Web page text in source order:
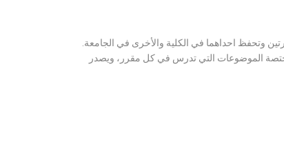
وتحفظ احداهما في الكلية والأخرى في الجامعة.
الموضوعات التي تدرس في كل مقرر، ويصدر